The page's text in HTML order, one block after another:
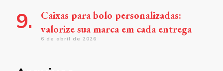
Caixas para bolo personalizadas:
valorize sua marca em cada entrega
6 de abril de 2026